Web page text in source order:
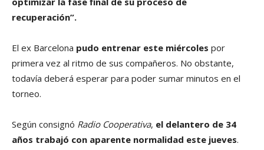
recuperación”.
El ex Barcelona pudo entrenar este miércoles por
primera vez al ritmo de sus compañeros. No obstante,
todavía deberá esperar para poder sumar minutos en el
torneo.
Según consignó Radio Cooperativa, el delantero de 34
años trabajó con aparente normalidad este jueves.